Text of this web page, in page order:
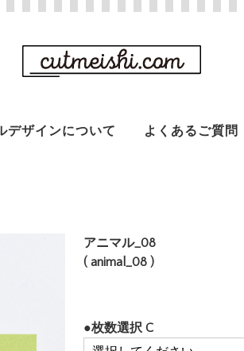
デザインについて よくあるご質問
アニマル_08
( animal_08 )
●枚数選択 C